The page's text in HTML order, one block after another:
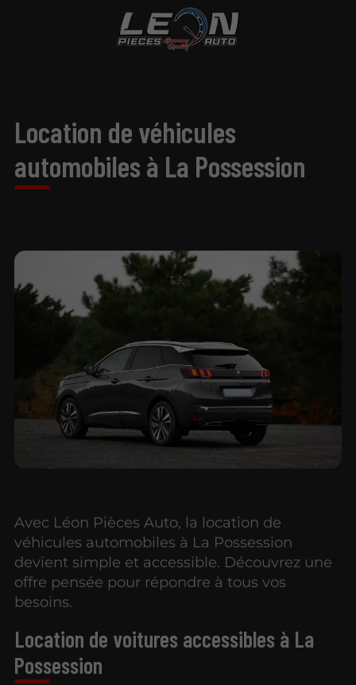
Location de véhicules
automobiles à La Possession
Avec Léon Pièces Auto, la location de
véhicules automobiles à La Possession
devient simple et accessible. Découvrez une
offre pensée pour répondre à tous vos
besoins.
Location de voitures accessibles à La
Possession